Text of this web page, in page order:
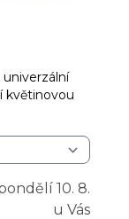
univerzální
květinovou
10. 8.
u Vás